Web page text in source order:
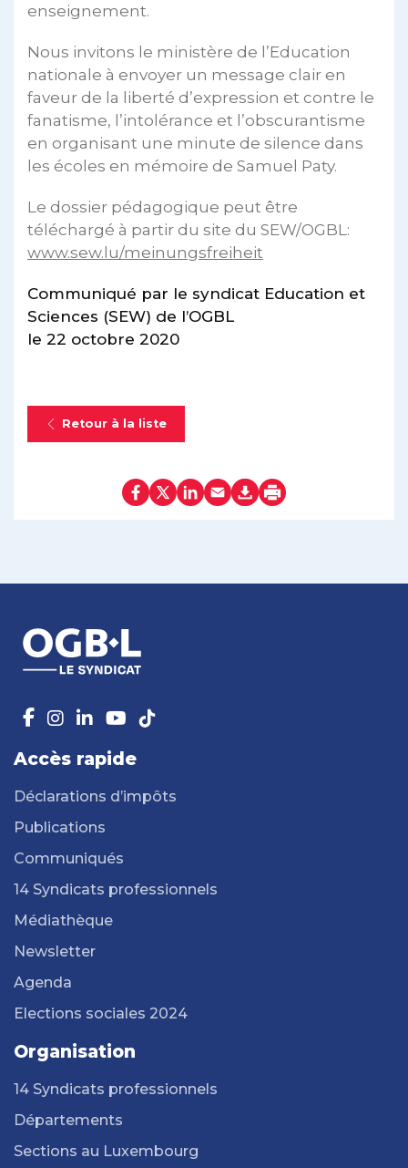
enseignement.
Nous invitons le ministère de l’Education
nationale à envoyer un message clair en
faveur de la liberté d’expression et contre le
fanatisme, l’intolérance et l’obscurantisme
en organisant une minute de silence dans
les écoles en mémoire de Samuel Paty.
Le dossier pédagogique peut être
téléchargé à partir du site du SEW/OGBL:
www.sew.lu/meinungsfreiheit
Communiqué par le syndicat Education et
Sciences (SEW) de l’OGBL
le 22 octobre 2020
Retour à la liste
Accès rapide
Déclarations d’impôts
Publications
Communiqués
14 Syndicats professionnels
Médiathèque
Newsletter
Agenda
Elections sociales 2024
Organisation
14 Syndicats professionnels
Départements
Sections au Luxembourg